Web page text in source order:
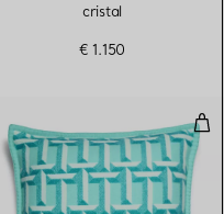
cristal
€ 1.150
cachemire et soie